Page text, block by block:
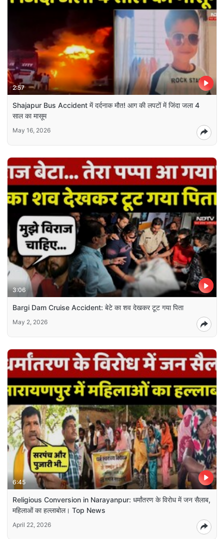
2:57
Shajapur Bus Accident में दर्दनाक मौत! आग की लपटों में जिंदा जला 4
साल का मासूम
May 16, 2026
3:06
Bargi Dam Cruise Accident: बेटे का शव देखकर टूट गया पिता
May 2, 2026
6:45
Religious Conversion in Narayanpur: धर्मांतरण के विरोध में जन सैलाब,
महिलाओं का हल्लाबोल। Top News
April 22, 2026